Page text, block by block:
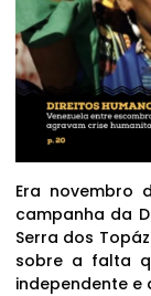
Era novembro
campanha da
Serra dos
sobre a falta
independente